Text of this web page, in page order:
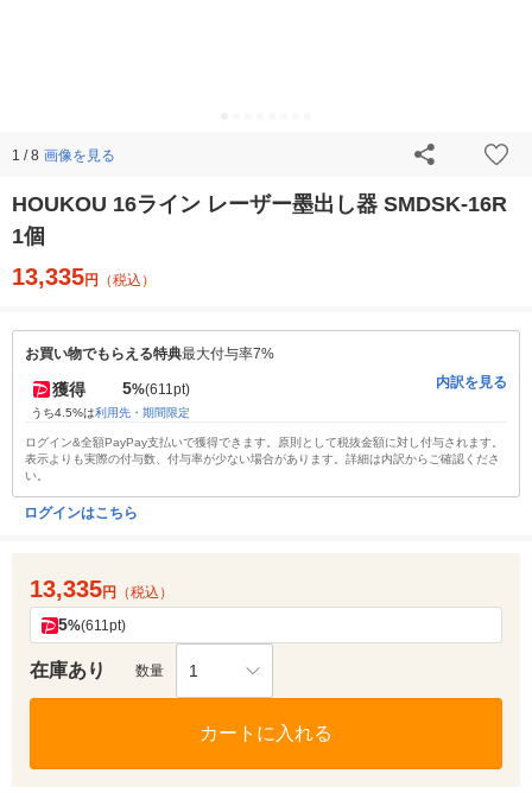
1 / 8 画像を見る
HOUKOU 16ライン レーザー墨出し器 SMDSK-16R
1個
13,335円 （税込）
お買い物でもらえる特典最大付与率7%
獲得 5%(611pt)
うち4.5%は利用先・期間限定
内訳を見る
ログイン&全額PayPay支払いで獲得できます。原則として税抜金額に対し付与されます。
表示よりも実際の付与数、付与率が少ない場合があります。詳細は内訳からご確認くださ
い。
ログインはこちら
13,335円 （税込）
5%(611pt)
在庫あり 数量 1
カートに入れる